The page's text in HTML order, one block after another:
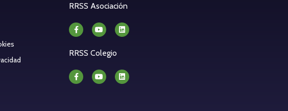
RRSS Asociación
RRSS Colegio